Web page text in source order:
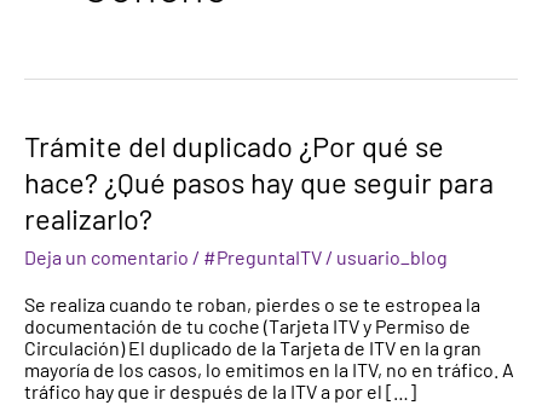
Trámite del duplicado ¿Por qué se
hace? ¿Qué pasos hay que seguir para
realizarlo?
Deja un comentario / #PreguntaITV / usuario_blog
Se realiza cuando te roban, pierdes o se te estropea la
documentación de tu coche (Tarjeta ITV y Permiso de
Circulación) El duplicado de la Tarjeta de ITV en la gran
mayoría de los casos, lo emitimos en la ITV, no en tráfico. A
tráfico hay que ir después de la ITV a por el […]
Trámite
del
duplicado
qué
se
hace?
pasos
hay
que
seguir
para